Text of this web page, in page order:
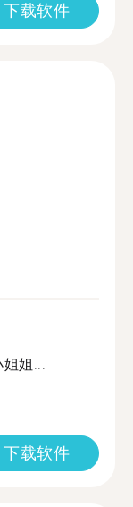
下载软件
姐...
下载软件